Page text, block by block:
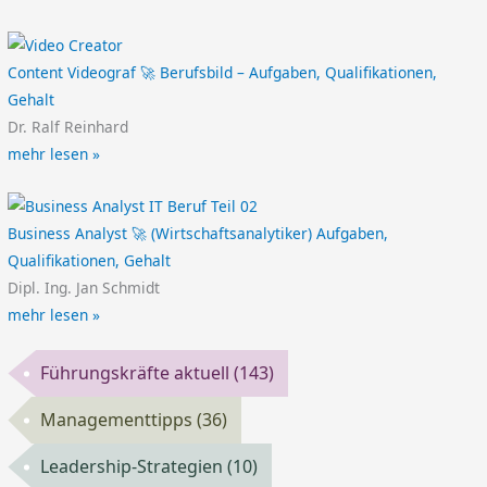
Content Videograf 🚀 Berufsbild – Aufgaben, Qualifikationen,
Gehalt
Dr. Ralf Reinhard
mehr lesen »
Business Analyst 🚀 (Wirtschaftsanalytiker) Aufgaben,
Qualifikationen, Gehalt
Dipl. Ing. Jan Schmidt
mehr lesen »
Führungskräfte aktuell(143)
Managementtipps(36)
Leadership-Strategien(10)